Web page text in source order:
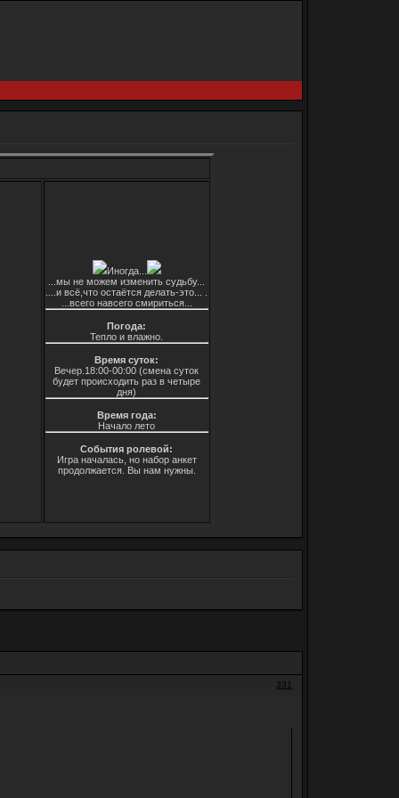
Иногда...
...мы не можем изменить судьбу...
....и всё,что остаётся делать-это... .
...всего навсего смириться...
Погода:
Тепло и влажно.
Время суток:
Вечер.18:00-00:00 (смена суток
будет происходить раз в четыре
дня)
Время года:
Начало лето
События ролевой:
Игра началась, но набор анкет
продолжается. Вы нам нужны.
331